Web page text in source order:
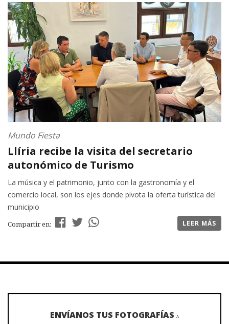
Mundo Fiesta
Llíria recibe la visita del secretario
autonómico de Turismo
La música y el patrimonio, junto con la gastronomía y el
comercio local, son los ejes donde pivota la oferta turística del
municipio
Compartir en: LEER MÁS
ENVÍANOS TUS FOTOGRAFÍAS A